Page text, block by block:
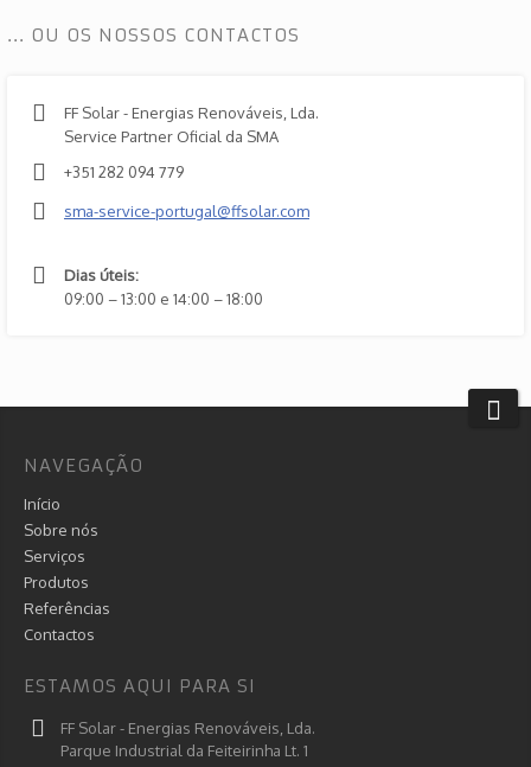
... OU OS NOSSOS CONTACTOS
FF Solar - Energias Renováveis, Lda.
Service Partner Oficial da SMA
+351 282 094 779
sma-service-portugal@ffsolar.com
Dias úteis:
09:00 – 13:00 e 14:00 – 18:00
NAVEGAÇÃO
Início
Sobre nós
Serviços
Produtos
Referências
Contactos
ESTAMOS AQUI PARA SI
FF Solar - Energias Renováveis, Lda.
Parque Industrial da Feiteirinha Lt. 1